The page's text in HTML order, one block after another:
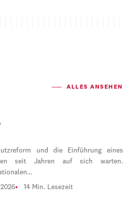
ALLES ANSEHEN
und die Einführung eines
seit Jahren auf sich warten.
14 Min. Lesezeit